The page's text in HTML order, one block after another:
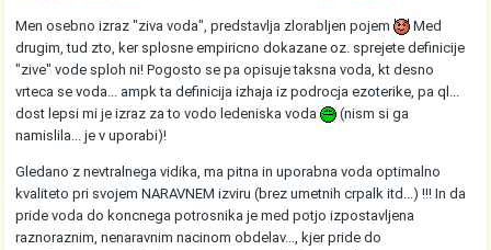
Men osebno izraz "ziva voda", predstavlja zlorabljen pojem
Med
drugim, tud zto, ker splosne empiricno dokazane oz. sprejete definicije
"zive" vode sploh ni! Pogosto se pa opisuje taksna voda, kt desno
vrteca se voda... ampk ta definicija izhaja iz podrocja ezoterike, pa ql...
dost lepsi mi je izraz za to vodo ledeniska voda
(nism si ga
namislila... je v uporabi)!
Gledano z nevtralnega vidika, ma pitna in uporabna voda optimalno
kvaliteto pri svojem NARAVNEM izviru (brez umetnih crpalk itd...) !!! In da
pride voda do koncnega potrosnika je med potjo izpostavljena
raznoraznim, nenaravnim nacinom obdelav..., kjer pride do